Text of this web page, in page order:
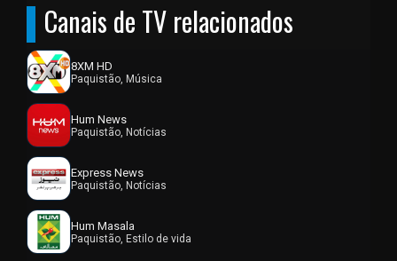
Canais de TV relacionados
8XM HD
Paquistão, Música
Hum News
Paquistão, Notícias
Express News
Paquistão, Notícias
Hum Masala
Paquistão, Estilo de vida